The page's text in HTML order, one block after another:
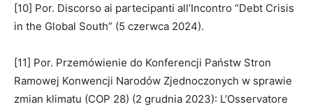
[10] Por. Discorso ai partecipanti all’Incontro “Debt Crisis
in the Global South” (5 czerwca 2024).
[11] Por. Przemówienie do Konferencji Państw Stron
Ramowej Konwencji Narodów Zjednoczonych w sprawie
zmian klimatu (COP 28) (2 grudnia 2023): L’Osservatore